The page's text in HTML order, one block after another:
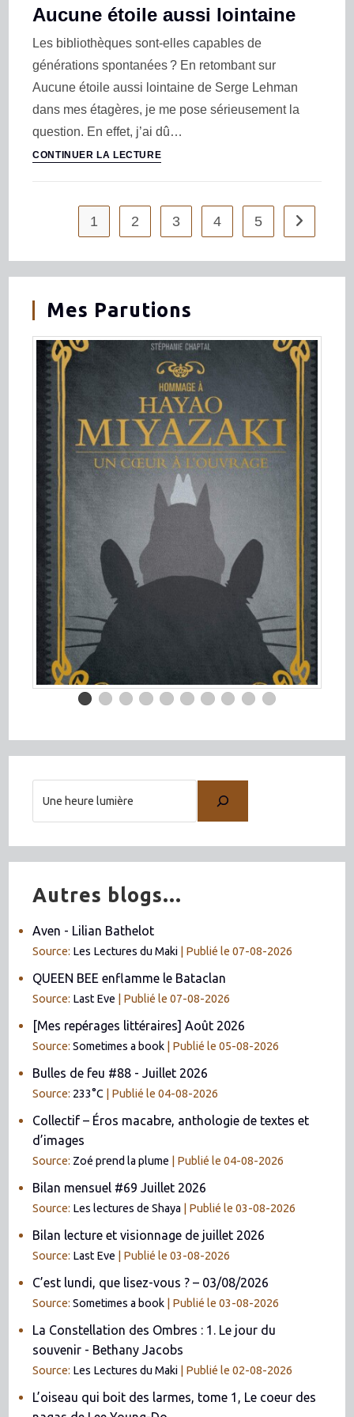
Aucune étoile aussi lointaine
Les bibliothèques sont-elles capables de
générations spontanées ? En retombant sur
Aucune étoile aussi lointaine de Serge Lehman
dans mes étagères, je me pose sérieusement la
question. En effet, j’ai dû…
CONTINUER LA LECTURE
1 2 3 4 5
Mes Parutions
Autres blogs...
Aven - Lilian Bathelot
Source: Les Lectures du Maki Publié le 07-08-2026
QUEEN BEE enflamme le Bataclan
Source: Last Eve Publié le 07-08-2026
[Mes repérages littéraires] Août 2026
Source:Sometimes a book Publié le 05-08-2026
Bulles de feu #88 - Juillet 2026
Source: 233°C Publié le 04-08-2026
Collectif – Éros macabre, anthologie de textes et
d’images
Source: Zoé prend la plume Publié le 04-08-2026
Bilan mensuel #69 Juillet 2026
Source: Les lectures de Shaya Publié le 03-08-2026
Bilan lecture et visionnage de juillet 2026
Source: Last Eve Publié le 03-08-2026
C’est lundi, que lisez-vous ? – 03/08/2026
Source:Sometimes a book Publié le 03-08-2026
La Constellation des Ombres : 1. Le jour du
souvenir - Bethany Jacobs
Source: Les Lectures du Maki Publié le 02-08-2026
L’oiseau qui boit des larmes, tome 1, Le coeur des